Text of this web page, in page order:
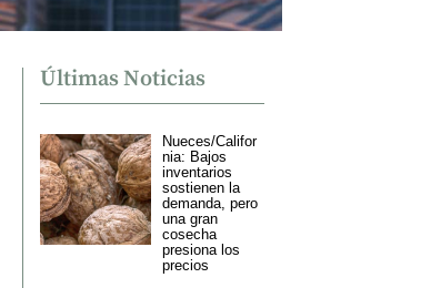
Últimas Noticias
Nueces/Califor
nia: Bajos
inventarios
sostienen la
demanda, pero
una gran
cosecha
presiona los
precios